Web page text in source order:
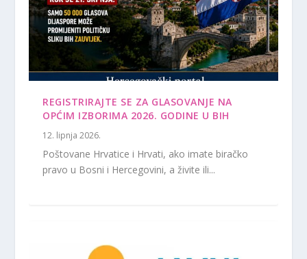
REGISTRIRAJTE SE ZA GLASOVANJE NA
OPĆIM IZBORIMA 2026. GODINE U BIH
12. lipnja 2026.
Poštovane Hrvatice i Hrvati, ako imate biračko
pravo u Bosni i Hercegovini, a živite ili...